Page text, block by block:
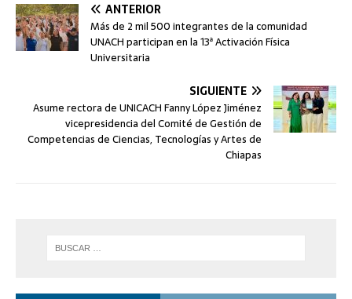
ANTERIOR
Más de 2 mil 500 integrantes de la comunidad
UNACH participan en la 13ª Activación Física
Universitaria
SIGUIENTE
Asume rectora de UNICACH Fanny López Jiménez
vicepresidencia del Comité de Gestión de
Competencias de Ciencias, Tecnologías y Artes de
Chiapas